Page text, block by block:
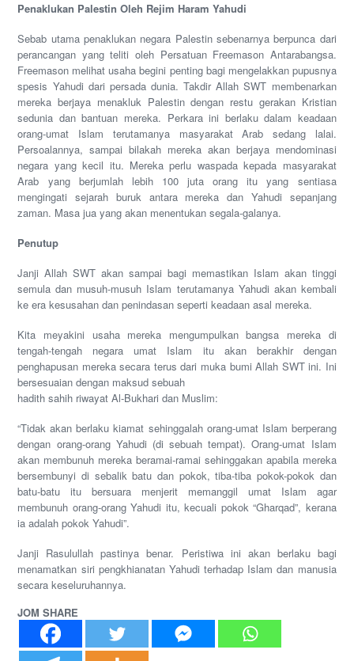
Penaklukan Palestin Oleh Rejim Haram Yahudi
Sebab utama penaklukan negara Palestin sebenarnya berpunca dari
perancangan yang teliti oleh Persatuan Freemason Antarabangsa.
Freemason melihat usaha begini penting bagi mengelakkan pupusnya
spesis Yahudi dari persada dunia. Takdir Allah SWT membenarkan
mereka berjaya menakluk Palestin dengan restu gerakan Kristian
sedunia dan bantuan mereka. Perkara ini berlaku dalam keadaan
orang-umat Islam terutamanya masyarakat Arab sedang lalai.
Persoalannya, sampai bilakah mereka akan berjaya mendominasi
negara yang kecil itu. Mereka perlu waspada kepada masyarakat
Arab yang berjumlah lebih 100 juta orang itu yang sentiasa
mengingati sejarah buruk antara mereka dan Yahudi sepanjang
zaman. Masa jua yang akan menentukan segala-galanya.
Penutup
Janji Allah SWT akan sampai bagi memastikan Islam akan tinggi
semula dan musuh-musuh Islam terutamanya Yahudi akan kembali
ke era kesusahan dan penindasan seperti keadaan asal mereka.
Kita meyakini usaha mereka mengumpulkan bangsa mereka di
tengah-tengah negara umat Islam itu akan berakhir dengan
penghapusan mereka secara terus dari muka bumi Allah SWT ini. Ini
bersesuaian dengan maksud sebuah
hadith sahih riwayat Al-Bukhari dan Muslim:
“Tidak akan berlaku kiamat sehinggalah orang-umat Islam berperang
dengan orang-orang Yahudi (di sebuah tempat). Orang-umat Islam
akan membunuh mereka beramai-ramai sehinggakan apabila mereka
bersembunyi di sebalik batu dan pokok, tiba-tiba pokok-pokok dan
batu-batu itu bersuara menjerit memanggil umat Islam agar
membunuh orang-orang Yahudi itu, kecuali pokok “Gharqad”, kerana
ia adalah pokok Yahudi”.
Janji Rasulullah pastinya benar. Peristiwa ini akan berlaku bagi
menamatkan siri pengkhianatan Yahudi terhadap Islam dan manusia
secara keseluruhannya.
JOM SHARE